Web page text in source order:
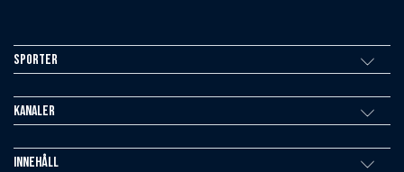
Sporter
Kanaler
Innehåll